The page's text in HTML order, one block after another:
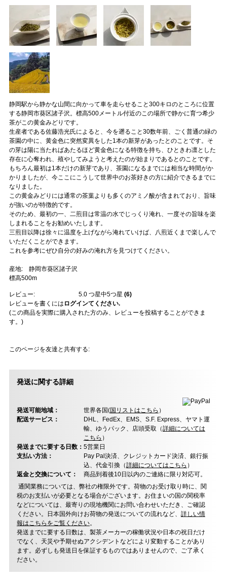
静岡駅から静かな山間に向かって車を走らせること300キロのところに位置
する静岡市葵区諸子沢。標高500メートル付近のこの場所で静かに育つ希少
茶がこの黄金みどりです。
生産者である佐藤浩光氏によると、今を遡ること30数年前、ごく普通の緑の
茶園の中に、黄金色に突然変異をした1本の新芽があったとのことです。そ
の芽は陽に当たればあたるほど黄金色になる特徴を持ち、ひときわ凛とした
存在に心奪われ、殖やしてみようと考えたのが始まりであるとのことです。
もちろん最初は1本だけの新芽であり、茶園になるまでには相当な時間がか
かりましたが、今ここにこうして世界中のお茶好きの方に紹介できるまでに
なりました。
この黄金みどりには通常の茶葉よりも多くのアミノ酸が含まれており、旨味
が強いのが特徴的です。
そのため、最初の一、二煎目は常温の水でじっくり淹れ、一度その旨味を楽
しまれることをお勧めいたします。
三煎目以降は徐々に温度を上げながら淹れていけば、八煎近くまで楽しんで
いただくことができます。
これを参考にぜひ自分の好みの淹れ方を見つけてください。
産地: 静岡市葵区諸子沢
標高500m
レビュー: 5.0つ星中5つ星 (6)
レビューを書くには ログインてください.
(この商品を実際に購入された方のみ、レビューを投稿することができま
す。)
このページを友達と共有する:
発送に関する詳細
発送可能地域： 世界各国(国リストはこちら ）
配送サービス：
DHL、FedEx、EMS、S.F. Express、ヤマト運
輸、ゆうパック、店頭受取（詳細については
こちら ）
発送までに要する日数： 5営業日
支払い方法：
Pay Pal決済、クレジットカード決済、銀行振
込、代金引換（詳細についてはこちら ）
返金と交換について：
商品到着後10日以内のご連絡に限り対応可。
通関業務については、弊社の権限外です。荷物のお受け取り時に、関
税のお支払いが必要となる場合がございます。お住まいの国の関税率
などについては、最寄りの現地機関にお問い合わせいただき、ご確認
ください。日本国外向けお荷物の発送についての流れなど、 詳しい情
報はこちらをご覧ください。
発送までに要する日数は、製茶メーカーの稼働状況や日本の祝日だけ
でなく、天災や予期せぬアクシデントなどにより変動することがあり
ます。必ずしも発送日を保証するものではありませんので、ご了承く
ださい。